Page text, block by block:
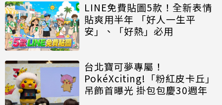
LINE免費貼圖5款！全新表情
貼爽用半年 「好人一生平
安」、「好熱」必用
台北寶可夢專屬！
PokéXciting!「粉紅皮卡丘」
吊飾首曝光 掛包包慶30週年